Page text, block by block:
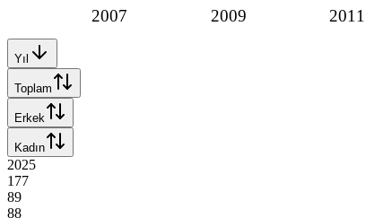
2007 2009 2011
Yıl
Toplam
Erkek
Kadın
2025
177
89
88